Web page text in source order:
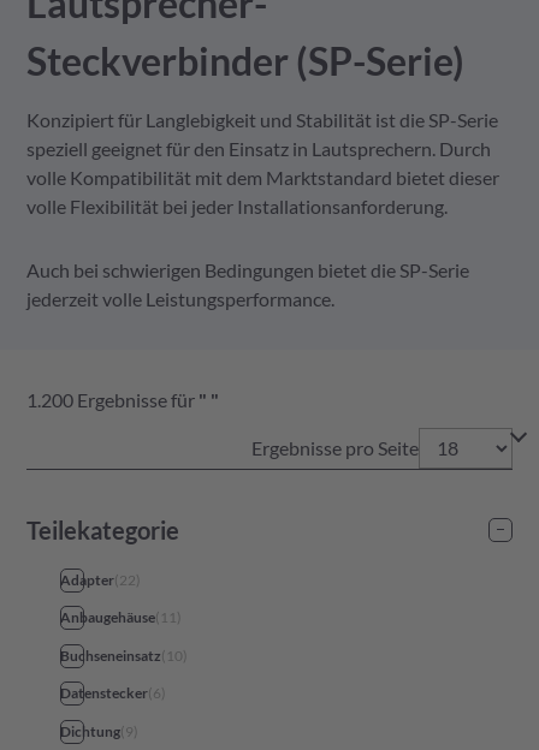
Steckverbinder (SP-Serie)
Konzipiert für Langlebigkeit und Stabilität ist die SP-Serie
speziell geeignet für den Einsatz in Lautsprechern. Durch
volle Kompatibilität mit dem Marktstandard bietet dieser
volle Flexibilität bei jeder Installationsanforderung.
Auch bei schwierigen Bedingungen bietet die SP-Serie
jederzeit volle Leistungsperformance.
over Data)
1.200 Ergebnissefür " "
Ergebnisse pro Seite
Anwendungen
Automation
Entertainment
Infrastructure & Building
Teilekategorie
Adapter(22)
Anbaugehäuse( 11)
Buchseneinsatz( 10)
Datenstecker(6)
Dichtung(9)